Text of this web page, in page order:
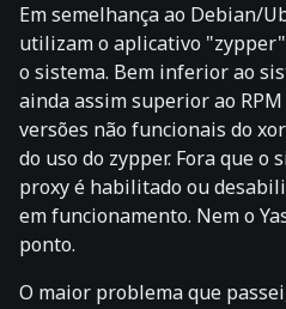
Em semelhança ao Debian/
utilizam o aplicativo
o sistema. Bem inferior ao
ainda assim superior ao
versões não funcionais do
do uso do zypper. Fora que o
proxy é habilitado ou
em funcionamento. Nem o
ponto.
O maior problema que